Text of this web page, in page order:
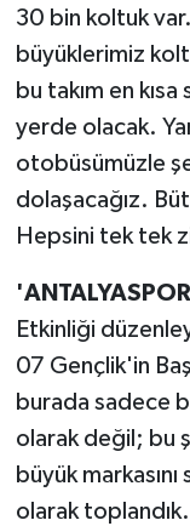
30 bin koltuk
büyüklerimiz
bu takım en
yerde olacak.
otobüsümüzle
dolaşacağız.
Hepsini tek tek
Etkinliği
07 Gençlik'in
burada sadece
olarak değil; bu
büyük
olarak